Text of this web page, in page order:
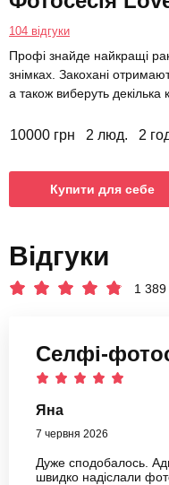
104 відгуки
Профі знайде найкращі
знімках. Закохані
а також виберуть декілька
10000 грн 2 люд. 2
Купити для себе
Відгуки
1 389
Селфі-
Яна
7 червня 2026
Дуже сподобалось.
швидко надіслали